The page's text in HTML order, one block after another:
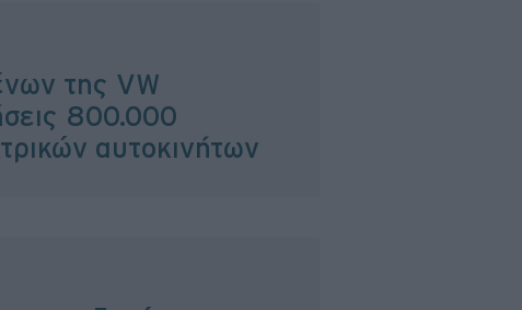
της VW
800.000
αυτοκινήτων